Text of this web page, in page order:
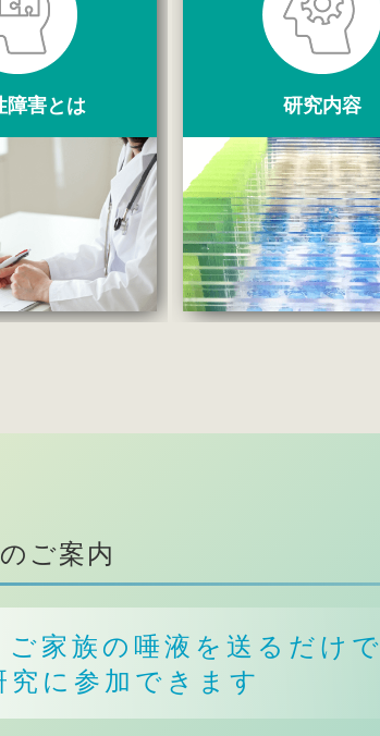
障害とは 研究内容
ご案内
ご家族の唾液を送るだけで
究に参加できます